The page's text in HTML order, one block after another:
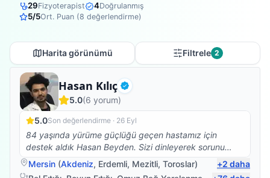
29Fizyoterapist 4Doğrulanmış
5/5Ort. Puan (8 değerlendirme)
Harita görünümü Filtrele 2
Hasan Kılıç Doğrulanmış
Fizyoterapist
5.0(6 yorum)
5.0Son değerlendirme · 26 Eyl
84 yaşında yürüme güçlüğü geçen hastamız için
destek aldık Hasan Beyden. Sizi dinleyerek sorunu
daha net anlıyor ve neler yapılacağına, nasıl
ilerlenebileceğine dair tedavi süreci hakkında detaylı
Mersin (Akdeniz, Erdemli, Mezitli, Toroslar) +2 daha